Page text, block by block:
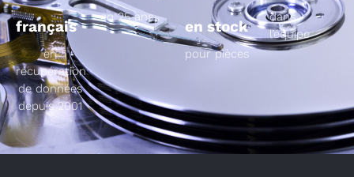
français
en
récupération
de données
depuis 2001
en 25 ans
en stock
pour pièces
dans
l’équipe